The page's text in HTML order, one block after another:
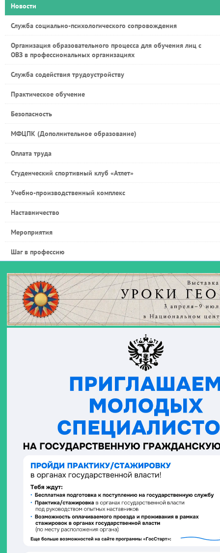
Новости
Служба социально-психологического сопровождения
Организация образовательного процесса для обучения лиц с
ОВЗ в профессиональных организациях
Служба содействия трудоустройству
Практическое обучение
Безопасность
МФЦПК (Дополнительное образование)
Оплата труда
Студенческий спортивный клуб «Атлет»
Учебно-производственный комплекс
Наставничество
Мероприятия
Шаг в профессию